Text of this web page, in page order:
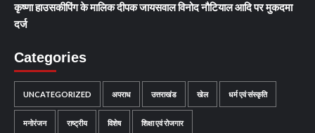
कृष्णा हाउसकीपिंग के मालिक दीपक जायसवाल विनोद नौटियाल आदि पर मुकदमा
दर्ज
Categories
UNCATEGORIZED अपराध उत्तराखंड खेल धर्म एवं संस्कृति
मनोरंजन राष्ट्रीय विशेष शिक्षा एवं रोजगार